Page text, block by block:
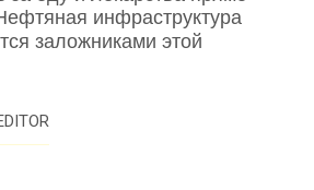
инфраструктура
заложниками этой